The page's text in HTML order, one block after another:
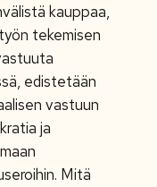
kauppaa,
tekemisen
edistetään
vastuun
ja
Mitä